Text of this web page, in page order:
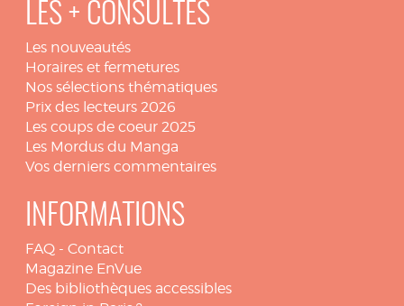
LES + CONSULTÉS
Les nouveautés
Horaires et fermetures
Nos sélections thématiques
Prix des lecteurs 2026
Les coups de coeur 2025
Les Mordus du Manga
Vos derniers commentaires
INFORMATIONS
FAQ - Contact
Magazine EnVue
Des bibliothèques accessibles